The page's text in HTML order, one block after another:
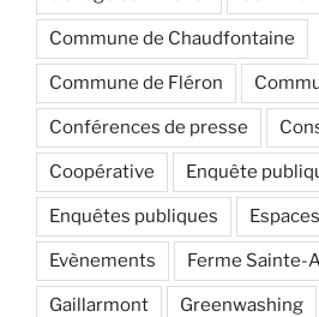
Commune de Chaudfontaine
Commune de Fléron
Conférences de presse
Coopérative Enquête
Enquêtes publiques
Evènements Ferme Sainte-
Gaillarmont Greenwashing